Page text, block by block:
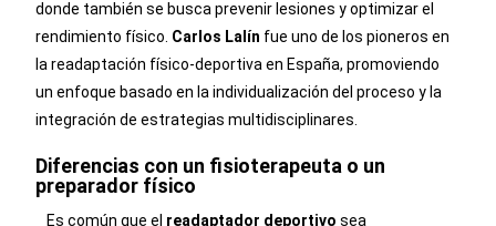
donde también se busca prevenir lesiones y optimizar el
rendimiento físico. Carlos Lalín fue uno de los pioneros en
la readaptación físico-deportiva en España, promoviendo
un enfoque basado en la individualización del proceso y la
integración de estrategias multidisciplinares.
Diferencias con un fisioterapeuta o un
preparador físico
Es común que el readaptador deportivo sea